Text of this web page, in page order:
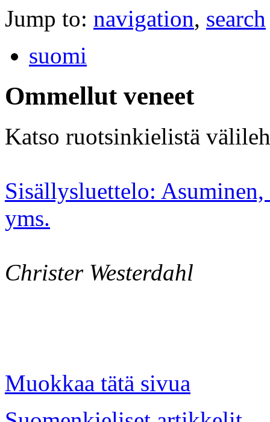
Jump to: navigation, search
suomi
Ommellut veneet
Katso ruotsinkielistä
Sisällysluettelo:
yms.
Christer Westerdahl
Muokkaa tätä sivua